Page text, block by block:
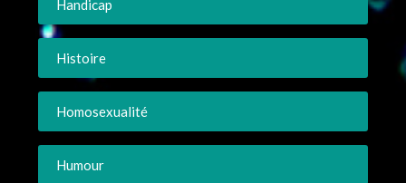
Handicap
Histoire
Homosexualité
Humour